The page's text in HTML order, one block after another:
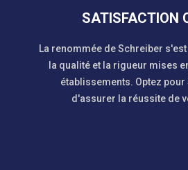
SATISFACTION
La renommée de Schreiber
la qualité et la rigueur mises
établissements. Optez
d'assurer la réussite de